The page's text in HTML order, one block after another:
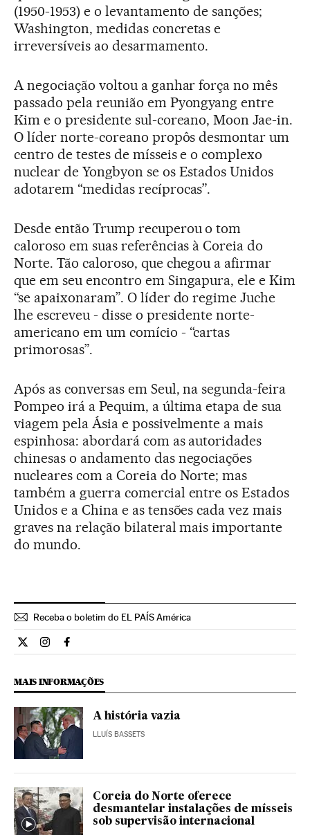
(1950-1953) e o levantamento de sanções;
Washington, medidas concretas e
irreversíveis ao desarmamento.
A negociação voltou a ganhar força no mês
passado pela reunião em Pyongyang entre
Kim e o presidente sul-coreano, Moon Jae-in.
O líder norte-coreano propôs desmontar um
centro de testes de mísseis e o complexo
nuclear de Yongbyon se os Estados Unidos
adotarem “medidas recíprocas”.
Desde então Trump recuperou o tom
caloroso em suas referências à Coreia do
Norte. Tão caloroso, que chegou a afirmar
que em seu encontro em Singapura, ele e Kim
“se apaixonaram”. O líder do regime Juche
lhe escreveu - disse o presidente norte-
americano em um comício - “cartas
primorosas”.
Após as conversas em Seul, na segunda-feira
Pompeo irá a Pequim, a última etapa de sua
viagem pela Ásia e possivelmente a mais
espinhosa: abordará com as autoridades
chinesas o andamento das negociações
nucleares com a Coreia do Norte; mas
também a guerra comercial entre os Estados
Unidos e a China e as tensões cada vez mais
graves na relação bilateral mais importante
do mundo.
Receba o boletim do EL PAÍS América
Internacional El País Brasil en Twitter
Internacional El País Brasil en Instagram
Internacional El País Brasil en Facebook
MAIS INFORMAÇÕES
A história vazia
LLUÍS BASSETS
Coreia do Norte oferece
desmantelar instalações de mísseis
sob supervisão internacional